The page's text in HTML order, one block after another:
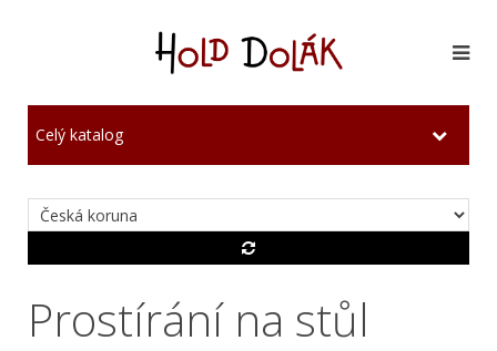
Celý katalog
Prostírání na stůl